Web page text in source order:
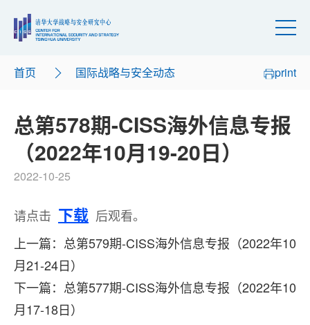
首页 国际战略与安全动态 print
总第578期-CISS海外信息专报
（2022年10月19-20日）
2022-10-25
请点击 下载 后观看。
上一篇：总第579期-CISS海外信息专报（2022年10
月21-24日）
下一篇：总第577期-CISS海外信息专报（2022年10
月17-18日）